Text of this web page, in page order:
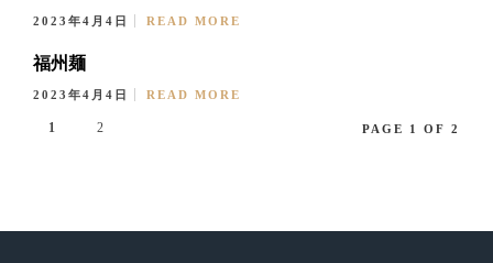
2023年4月4日 READ MORE
福州麺
2023年4月4日 READ MORE
1 2 PAGE 1 OF 2